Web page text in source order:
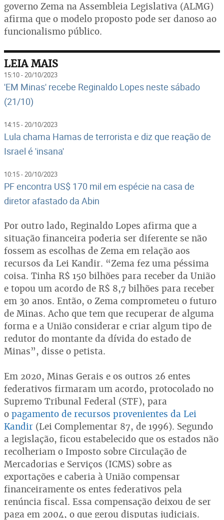
governo Zema na Assembleia Legislativa (ALMG)
afirma que o modelo proposto pode ser danoso ao
funcionalismo público.
LEIA MAIS
15:10 - 20/10/2023
'EM Minas' recebe Reginaldo Lopes neste sábado
(21/10)
14:15 - 20/10/2023
Lula chama Hamas de terrorista e diz que reação de
Israel é 'insana'
10:15 - 20/10/2023
PF encontra US$ 170 mil em espécie na casa de
diretor afastado da Abin
Por outro lado, Reginaldo Lopes afirma que a
situação financeira poderia ser diferente se não
fossem as escolhas de Zema em relação aos
recursos da Lei Kandir. “Zema fez uma péssima
coisa. Tinha R$ 150 bilhões para receber da União
e topou um acordo de R$ 8,7 bilhões para receber
em 30 anos. Então, o Zema comprometeu o futuro
de Minas. Acho que tem que recuperar de alguma
forma e a União considerar e criar algum tipo de
redutor do montante da dívida do estado de
Minas”, disse o petista.
Em 2020, Minas Gerais e os outros 26 entes
federativos firmaram um acordo, protocolado no
Supremo Tribunal Federal (STF), para
o pagamento de recursos provenientes da Lei
Kandir (Lei Complementar 87, de 1996). Segundo
a legislação, ficou estabelecido que os estados não
recolheriam o Imposto sobre Circulação de
Mercadorias e Serviços (ICMS) sobre as
exportações e caberia à União compensar
financeiramente os entes federativos pela
renúncia fiscal. Essa compensação deixou de ser
paga em 2004, o que gerou disputas judiciais.